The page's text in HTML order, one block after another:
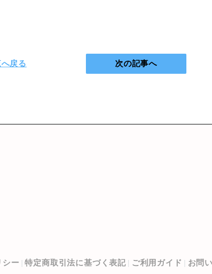
戻る 次の記事へ
シー 特定商取引法に基づく表記 ご利用ガイド お問